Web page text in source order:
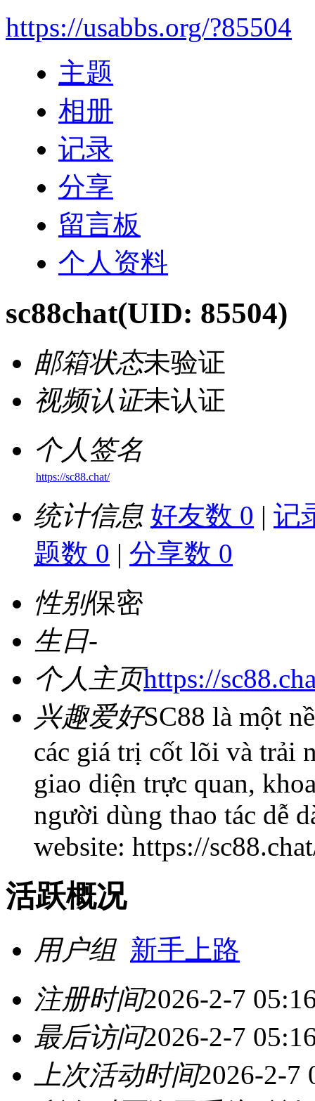
https://usabbs.org/?85504
主题
相册
记录
分享
留言板
个人资料
sc88chat(UID: 85504)
邮箱状态未验证
视频认证未认证
个人签名
https://sc88.chat/
统计信息 好友数 0 | 记
题数 0 | 分享数 0
性别保密
生日-
个人主页https://
兴趣爱好SC88 là một
các giá trị cốt lõi và trải
giao diện trực quan,
người dùng thao tác dễ
website: https://
活跃概况
用户组 新手上路
注册时间2026-2-7
最后访问2026-2-7
上次活动时间2026-2-7